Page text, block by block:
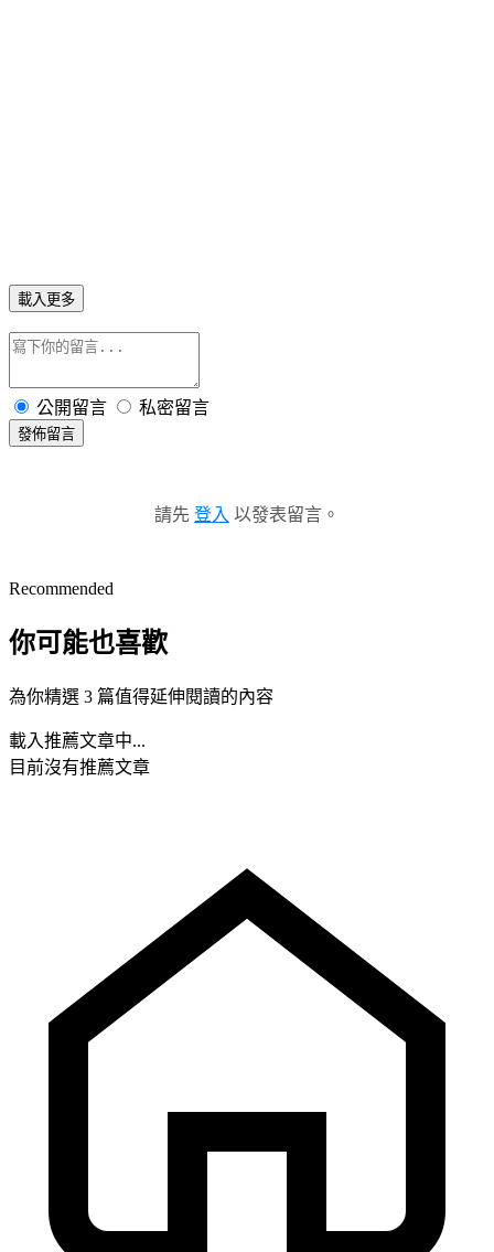
載入更多
公開留言 私密留言
發佈留言
請先 登入 以發表留言。
Recommended
你可能也喜歡
為你精選 3 篇值得延伸閱讀的內容
載入推薦文章中...
目前沒有推薦文章